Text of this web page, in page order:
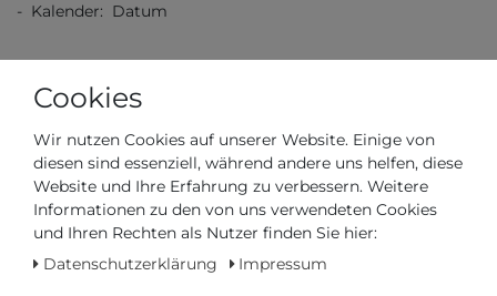
- Kalender: Datum
ARMBAND
- Farbe des Armbands: Grau
- Schließe: Faltschließe
Cookies
Wir nutzen Cookies auf unserer Website. Einige von
diesen sind essenziell, während andere uns helfen, diese
Website und Ihre Erfahrung zu verbessern. Weitere
Informationen zu den von uns verwendeten Cookies
und Ihren Rechten als Nutzer finden Sie hier:
Datenschutzerklärung
Impressum